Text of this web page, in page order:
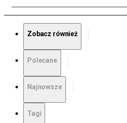
Zobacz również
Polecane
Najnowsze
Tagi